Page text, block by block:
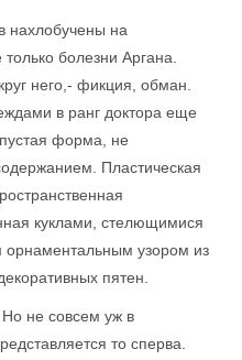
нахлобучены на
болезни Аргана.
него,- фикция, обман.
в ранг доктора еще
форма, не
Пластическая
куклами, стелющимися
узором из
пятен.
не совсем уж в
то сперва.